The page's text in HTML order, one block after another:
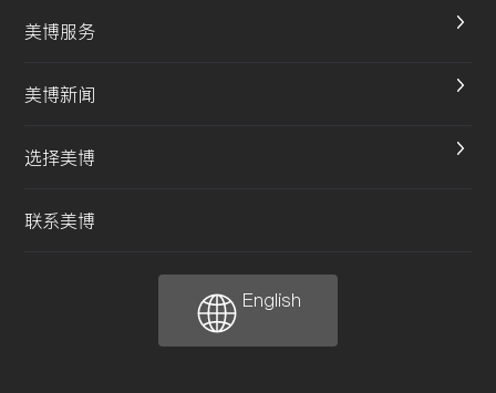
美博服务
美博新闻
选择美博
联系美博
English